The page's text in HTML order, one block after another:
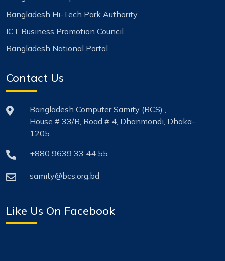
Bangladesh Hi-Tech Park Authority
ICT Business Promotion Council
Bangladesh National Portal
Contact Us
Bangladesh Computer Samity (BCS) ,
House # 33/B, Road # 4, Dhanmondi, Dhaka-
1205.
+880 9639 33 44 55
samity@bcs.org.bd
Like Us On Facebook